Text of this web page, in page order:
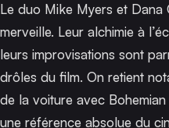
Le duo Mike Myers et Dana
merveille. Leur alchimie à
leurs improvisations sont
drôles du film. On retient
de la voiture avec
une référence absolue du